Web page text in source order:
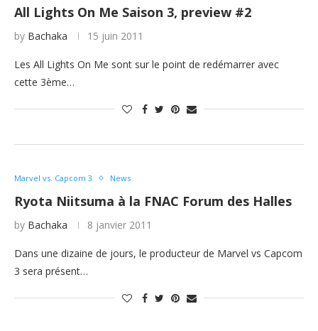
All Lights On Me Saison 3, preview #2
by Bachaka 15 juin 2011
Les All Lights On Me sont sur le point de redémarrer avec
cette 3ème…
Marvel vs. Capcom 3 News
Ryota Niitsuma à la FNAC Forum des Halles
by Bachaka 8 janvier 2011
Dans une dizaine de jours, le producteur de Marvel vs Capcom
3 sera présent…